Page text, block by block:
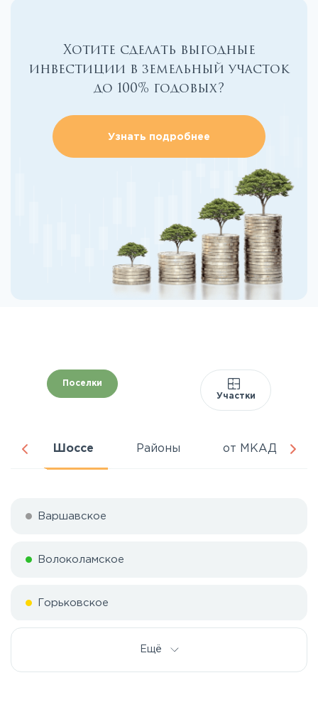
Хотите сделать выгодные
инвестиции в земельный участок
до 100% годовых?
Узнать подробнее
Поселки
Участки
Шоссе Районы от МКАД
Варшавское
Волоколамское
Горьковское
Ещё